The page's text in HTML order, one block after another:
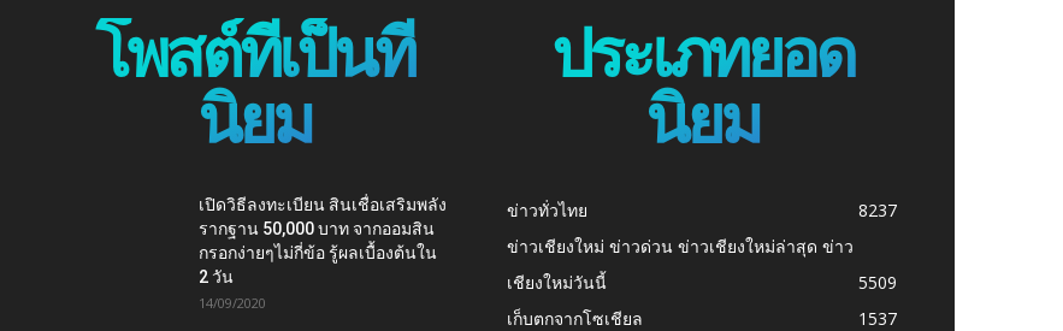
โพสต์ที่เป็นที่
นิยม
เปิดวิธีลงทะเบียน สินเชื่อเสริมพลัง
รากฐาน 50,000 บาท จากออมสิน
กรอกง่ายๆไม่กี่ข้อ รู้ผลเบื้องต้นใน
2 วัน
14/09/2020
ประเภทยอด
นิยม
ข่าวทั่วไทย
8237
ข่าวเชียงใหม่ ข่าวด่วน ข่าวเชียงใหม่ล่าสุด ข่าว
เชียงใหม่วันนี้
5509
เก็บตกจากโซเชียล
1537